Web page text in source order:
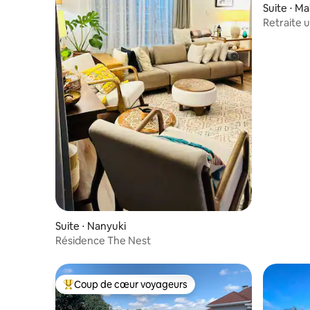
Suite ⋅ Nanyuki
Résidence The Nest
Suite ⋅
Retraite
Coups de cœur voyageurs les plus appréciés
Coup de cœur voyageurs